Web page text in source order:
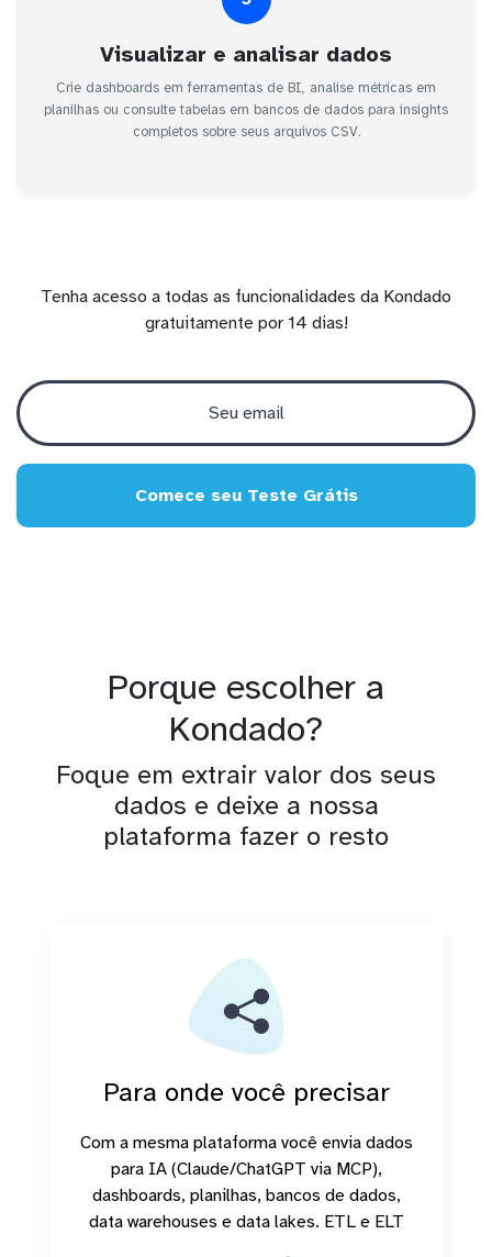
Visualizar e analisar dados
Crie dashboards em ferramentas de BI, analise métricas em
planilhas ou consulte tabelas em bancos de dados para insights
completos sobre seus arquivos CSV.
Tenha acesso a todas as funcionalidades da Kondado
gratuitamente por 14 dias!
Comece seu Teste Grátis
Porque escolher a
Kondado?
Foque em extrair valor dos seus
dados e deixe a nossa
plataforma fazer o resto
Para onde você precisar
Com a mesma plataforma você envia dados
para IA (Claude/ChatGPT via MCP),
dashboards, planilhas, bancos de dados,
data warehouses e data lakes. ETL e ELT